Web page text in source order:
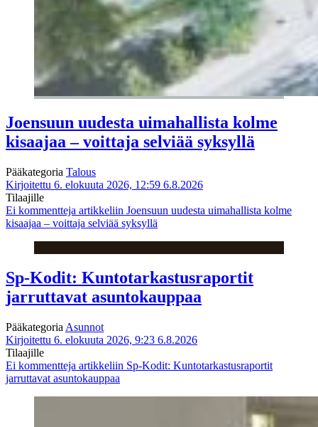
Joensuun uudesta uimahallista kolme
kisaajaa – voittaja selviää syksyllä
Pääkategoria Talous
Kirjoitettu 6. elokuuta 2026, 12:59 6.8.2026
Tilaajille
Ei kommentteja artikkeliin Joensuun uudesta uimahallista kolme
kisaajaa – voittaja selviää syksyllä
Sp-Kodit: Kuntotarkastusraportit
jarruttavat asuntokauppaa
Pääkategoria Asunnot
Kirjoitettu 6. elokuuta 2026, 9:23 6.8.2026
Tilaajille
Ei kommentteja artikkeliin Sp-Kodit: Kuntotarkastusraportit
jarruttavat asuntokauppaa